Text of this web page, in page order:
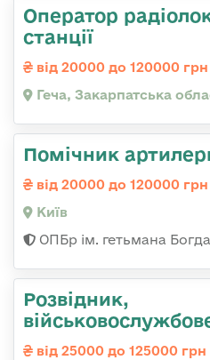
Оператор
станції
від 20000 до 120000 грн
Геча, Закарпатська
Помічник
від 20000 до 120000 грн
Київ
ОПБр ім. гетьмана
Розвідник,
від 25000 до 125000 грн